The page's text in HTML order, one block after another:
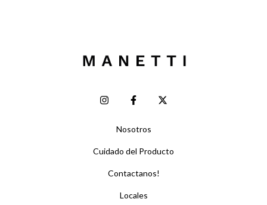
Nosotros
Cuidado del Producto
Contactanos!
Locales